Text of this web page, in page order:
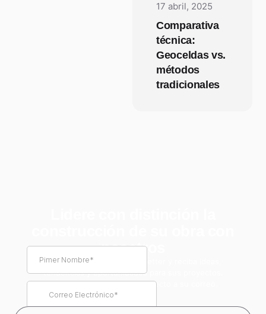
17 abril, 2025
Comparativa
técnica:
Geoceldas vs.
métodos
tradicionales
nosotros
Suscríbase a nuestro newsletter y reciba ideas,
tendencias y oportunidades para sus proyectos.
Información de valor real, directo a su correo.